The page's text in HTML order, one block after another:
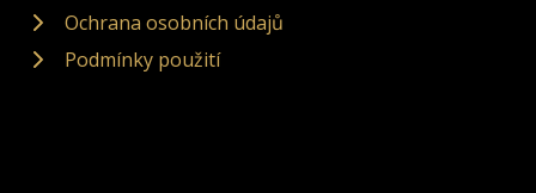
Ochrana osobních údajů
Podmínky použití